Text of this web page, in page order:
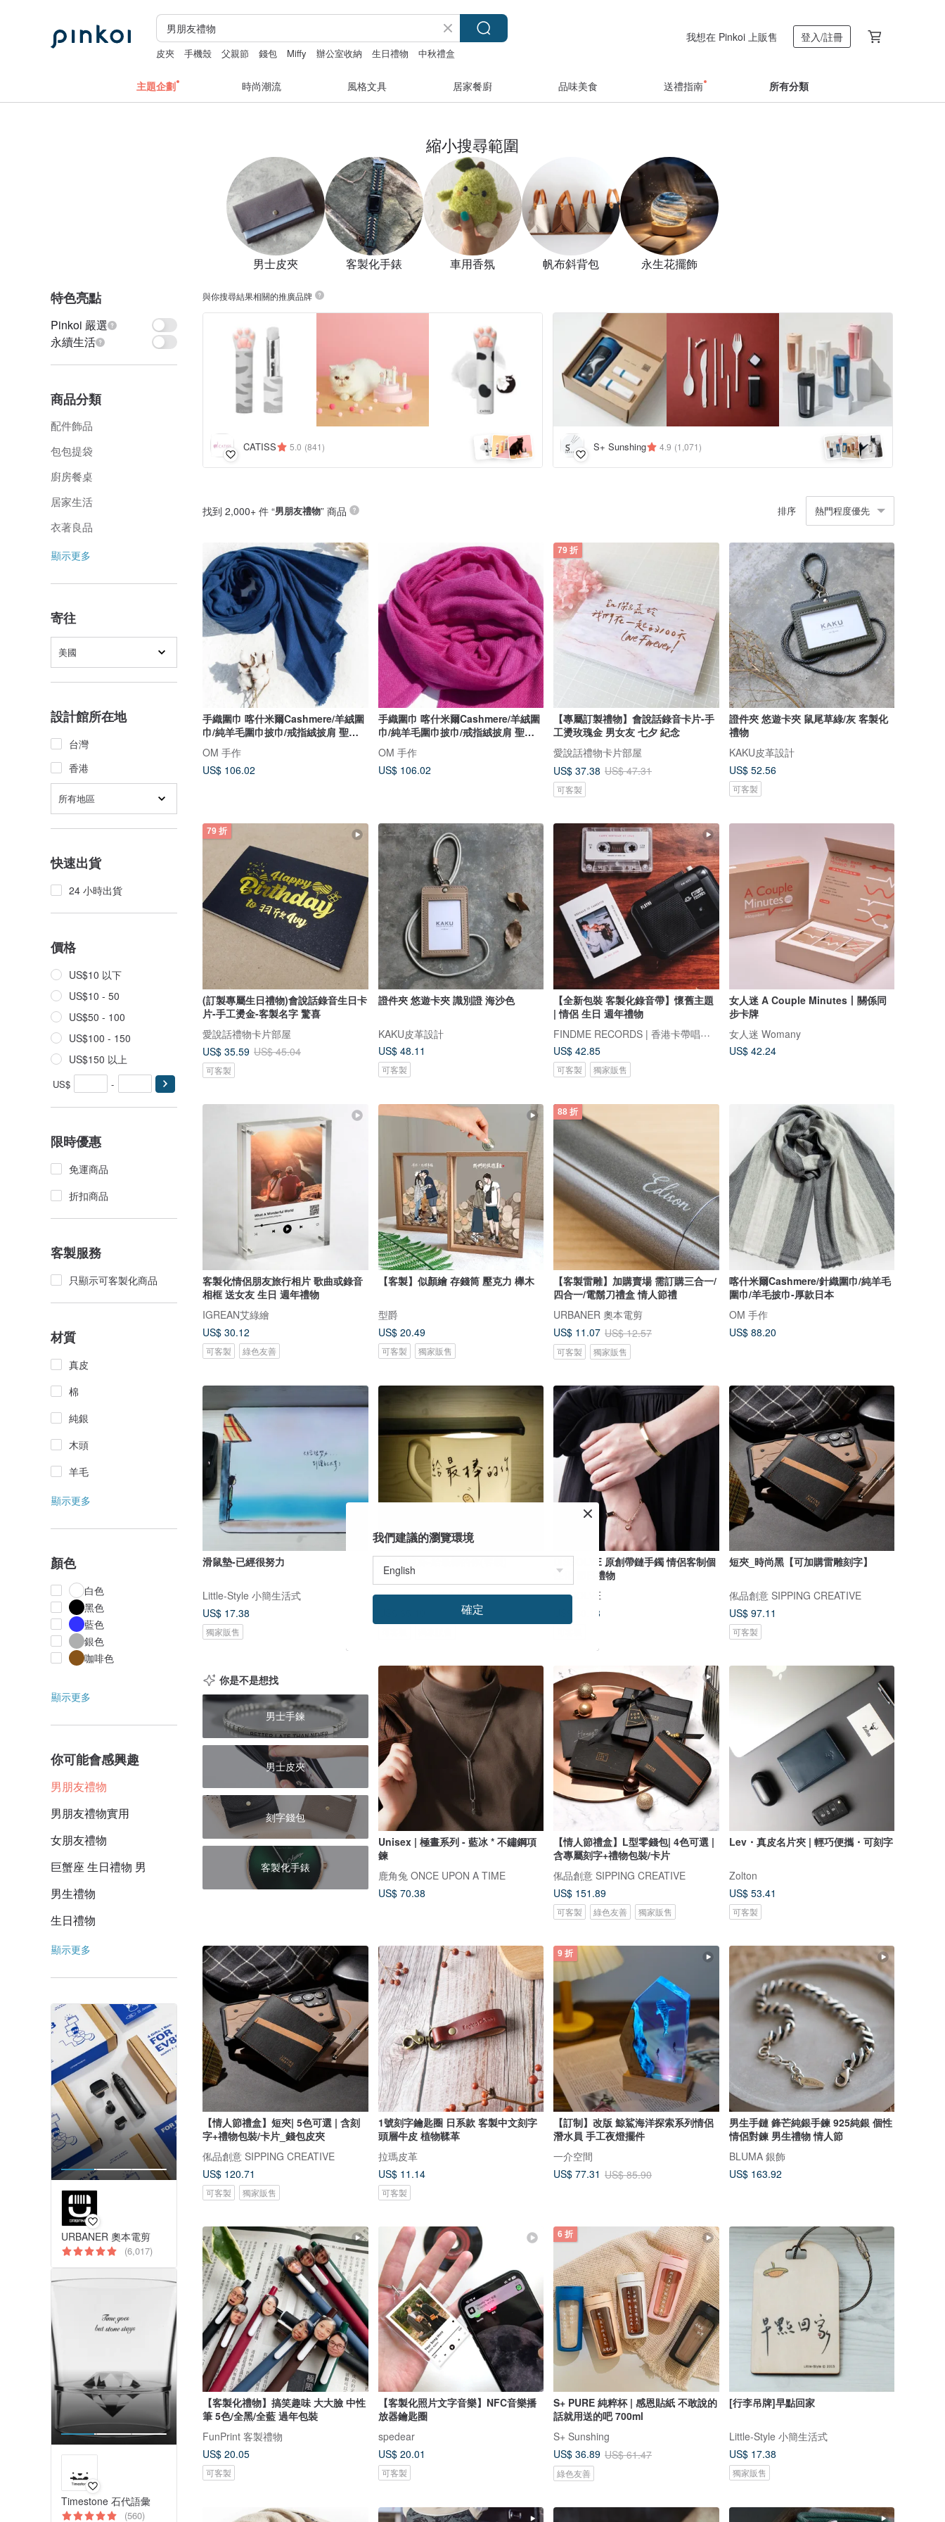
皮夾 手機殼 父親節 錢包 Miffy 辦公室收納 生日禮物 中秋禮盒
我想在 Pinkoi 上販售 登入/註冊
主題企劃 時尚潮流 風格文具 居家餐廚 品味美食 送禮指南 所有分類
縮小搜尋範圍
男士皮夾 客製化手錶 車用香氛 帆布斜背包 永生花擺飾
特色亮點
Pinkoi 嚴選
永續生活
商品分類
配件飾品
包包提袋
廚房餐桌
居家生活
衣著良品
顯示更多
寄往
美國
設計館所在地
台灣
香港
所有地區
快速出貨
24 小時出貨
價格
US$10 以下
US$10 - 50
US$50 - 100
US$100 - 150
US$150 以上
US$ -
限時優惠
免運商品
折扣商品
客製服務
只顯示可客製化商品
材質
真皮
棉
純銀
木頭
羊毛
顯示更多
顏色
白色
黑色
藍色
銀色
咖啡色
顯示更多
你可能會感興趣
男朋友禮物
男朋友禮物實用
女朋友禮物
巨蟹座 生日禮物 男
男生禮物
生日禮物
顯示更多
URBANER 奧本電剪
(6,017)
Timestone 石代語彙
(560)
與你搜尋結果相關的推廣品牌
CATISS 5.0 (841) S+ Sunshing 4.9 (1,071)
找到 2,000+ 件 “男朋友禮物” 商品 排序 熱門程度優先
手織圍巾 喀什米爾Cashmere/羊絨圍
巾/純羊毛圍巾披巾/戒指絨披肩 聖誕
節禮物 交換禮物 母親節 父親節-魔幻
藍色
OM 手作
US$ 106.02
手織圍巾 喀什米爾Cashmere/羊絨圍
巾/純羊毛圍巾披巾/戒指絨披肩 聖誕
節禮物 交換禮物 母親節 父親節-熱情
桃紅
OM 手作
US$ 106.02
79 折
【專屬訂製禮物】會說話錄音卡片-手
工燙玫瑰金 男女友 七夕 紀念
愛說話禮物卡片部屋
US$ 37.38 US$ 47.31
可客製
證件夾 悠遊卡夾 鼠尾草綠/灰 客製化
禮物
KAKU皮革設計
US$ 52.56
可客製
79 折
(訂製專屬生日禮物)會說話錄音生日卡
片-手工燙金-客製名字 驚喜
愛說話禮物卡片部屋
US$ 35.59 US$ 45.04
可客製
證件夾 悠遊卡夾 識別證 海沙色
KAKU皮革設計
US$ 48.11
可客製
【全新包裝 客製化錄音帶】懷舊主題
| 情侶 生日 週年禮物
FINDME RECORDS | 香港卡帶唱片生活店
US$ 42.85
可客製 獨家販售
女人迷 A Couple Minutes丨關係同
步卡牌
女人迷 Womany
US$ 42.24
客製化情侶朋友旅行相片 歌曲或錄音
相框 送女友 生日 週年禮物
IGREAN艾綠繪
US$ 30.12
可客製 綠色友善
【客製】似顏繪 存錢筒 壓克力 櫸木
型爵
US$ 20.49
可客製 獨家販售
88 折
【客製雷雕】加購賣場 需訂購三合一/
四合一/電鬍刀禮盒 情人節禮
URBANER 奧本電剪
US$ 11.07 US$ 12.57
可客製 獨家販售
喀什米爾Cashmere/針織圍巾/純羊毛
圍巾/羊毛披巾-厚款日本
OM 手作
US$ 88.20
滑鼠墊-已經很努力
Little-Style 小簡生活式
US$ 17.38
獨家販售
Little-Style 小簡生活式
DISSOLVE 原創帶鏈手鐲 情侶客制個
性化 節日禮物
DISSOLVE
US$ 50.13
短夾_時尚黑【可加購雷雕刻字】
俬品創意 SIPPING CREATIVE
US$ 97.11
可客製
你是不是想找
男士手鍊
男士皮夾
刻字錢包
客製化手錶
Unisex | 極晝系列 - 藍冰 * 不鏽鋼項
鍊
鹿角兔 ONCE UPON A TIME
US$ 70.38
【情人節禮盒】L型零錢包| 4色可選 |
含專屬刻字+禮物包裝/卡片
俬品創意 SIPPING CREATIVE
US$ 151.89
可客製 綠色友善 獨家販售
Lev・真皮名片夾 | 輕巧便攜・可刻字
Zolton
US$ 53.41
可客製
【情人節禮盒】短夾| 5色可選 | 含刻
字+禮物包裝/卡片_錢包皮夾
俬品創意 SIPPING CREATIVE
US$ 120.71
可客製 獨家販售
1號刻字鑰匙圈 日系款 客製中文刻字
頭層牛皮 植物鞣革
拉瑪皮革
US$ 11.14
可客製
9 折
【訂制】改版 鯨鯊海洋探索系列情侶
潛水員 手工夜燈擺件
一介空間
US$ 77.31 US$ 85.90
男生手鏈 鋒芒純銀手鍊 925純銀 個性
情侶對鍊 男生禮物 情人節
BLUMA 銀飾
US$ 163.92
【客製化禮物】搞笑趣味 大大臉 中性
筆 5色/全黑/全藍 過年包裝
FunPrint 客製禮物
US$ 20.05
可客製
【客製化照片文字音樂】NFC音樂播
放器鑰匙圈
spedear
US$ 20.01
可客製
6 折
S+ PURE 純粹杯 | 感恩貼紙 不敢說的
話就用送的吧 700ml
S+ Sunshing
US$ 36.89 US$ 61.47
綠色友善
[行李吊牌]早點回家
Little-Style 小簡生活式
US$ 17.38
獨家販售
我們建議的瀏覽環境
確定